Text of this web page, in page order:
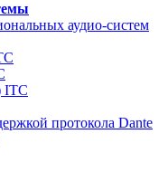
аудио-систем
ITC
протокола Dante